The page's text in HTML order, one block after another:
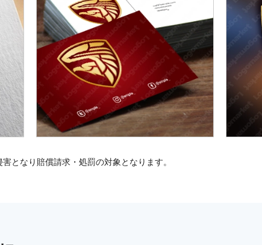
となり賠償請求・処罰の対象となります。